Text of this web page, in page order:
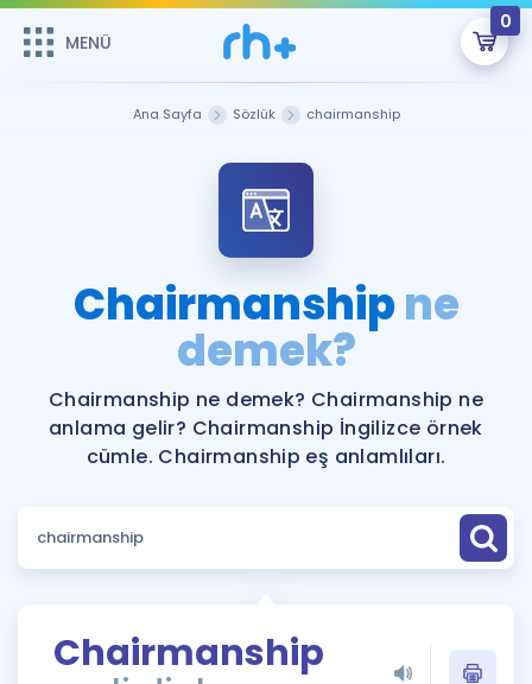
MENÜ
0
Şifremi Hatırlamıyorum
Sepetin Şu An Boş.
Remzi Hoca ile seni sınava hazırlayacak onlarca eğitim seni
bekliyor!
MENÜ
Katılımcı Görüşleri
Faydalı Araçlar
Ücretsiz Kaynaklar
Puan Hesaplama
ÖSYM Sınav Takvimi
İngilizce Gramer
Ana Sayfa Sözlük chairmanship
Chairmanshipne
demek?
Chairmanship ne demek? Chairmanship ne
anlama gelir? Chairmanship İngilizce örnek
cümle. Chairmanship eş anlamlıları.
Chairmanship